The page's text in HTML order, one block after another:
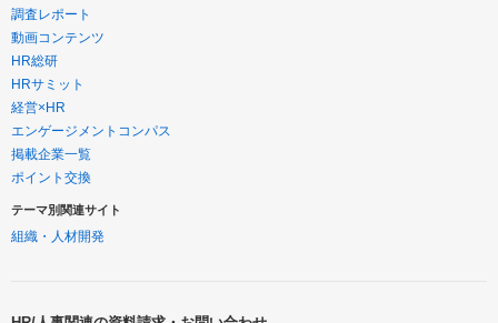
調査レポート
動画コンテンツ
HR総研
HRサミット
経営×HR
エンゲージメントコンパス
掲載企業一覧
ポイント交換
テーマ別関連サイト
組織・人材開発